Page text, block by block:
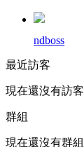
ndboss
最近訪客
現在還沒有訪客
群組
現在還沒有群組